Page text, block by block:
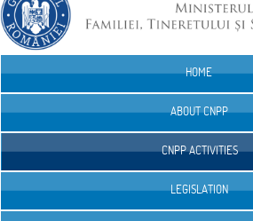
HOME
ABOUT CNPP
CNPP ACTIVITIES
LEGISLATION